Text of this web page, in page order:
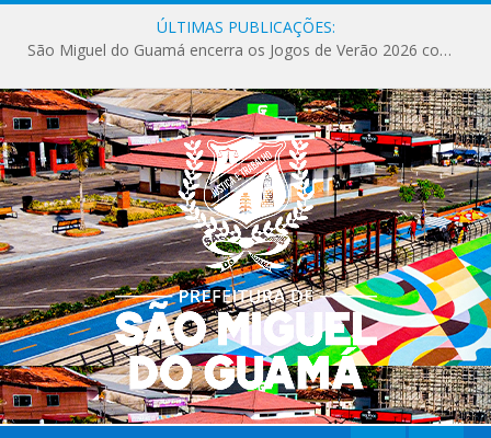
ÚLTIMAS PUBLICAÇÕES:
São Miguel do Guamá encerra os Jogos de Verão 2026 com sucesso de público e competições.